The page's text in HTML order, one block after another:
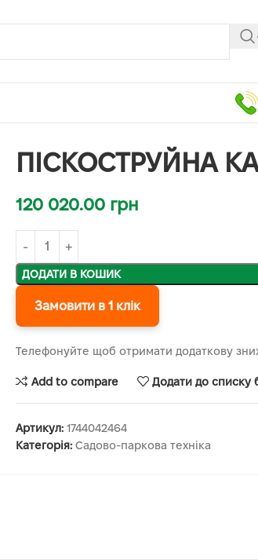
ПІСКОСТРУЙНА
120 020.00 грн
ДОДАТИ В КОШИК
Замовити в 1 клік
Телефонуйте щоб отримати додаткову
Add to compare Додати до списку
Артикул: 1744042464
Категорія: Садово-паркова техніка